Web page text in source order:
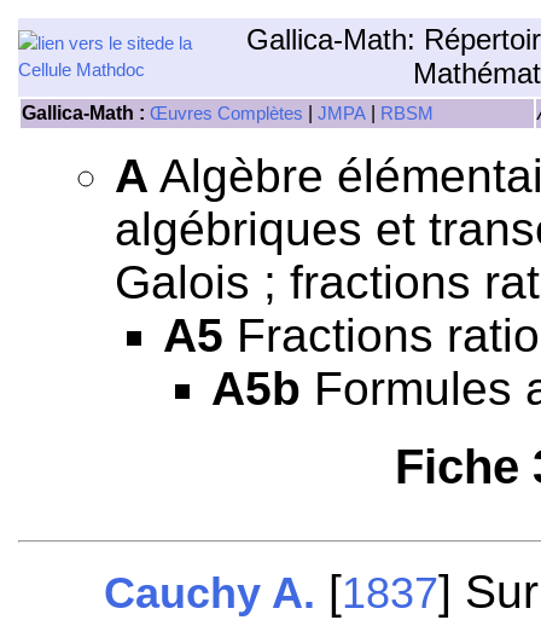
Gallica-Math:
Gallica-Math : Œuvres Complètes JMPA RBSM
A Algèbre
algébriques et
Galois ; fractions
A5 Fractions
A5b Formules
Fiche
Cauchy A. [1837]